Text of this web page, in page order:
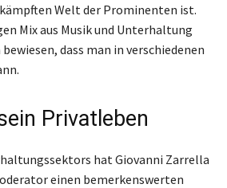
Welt der Prominenten ist.
Mix aus Musik und Unterhaltung
dass man in verschiedenen
Privatleben
hat Giovanni Zarrella
einen bemerkenswerten